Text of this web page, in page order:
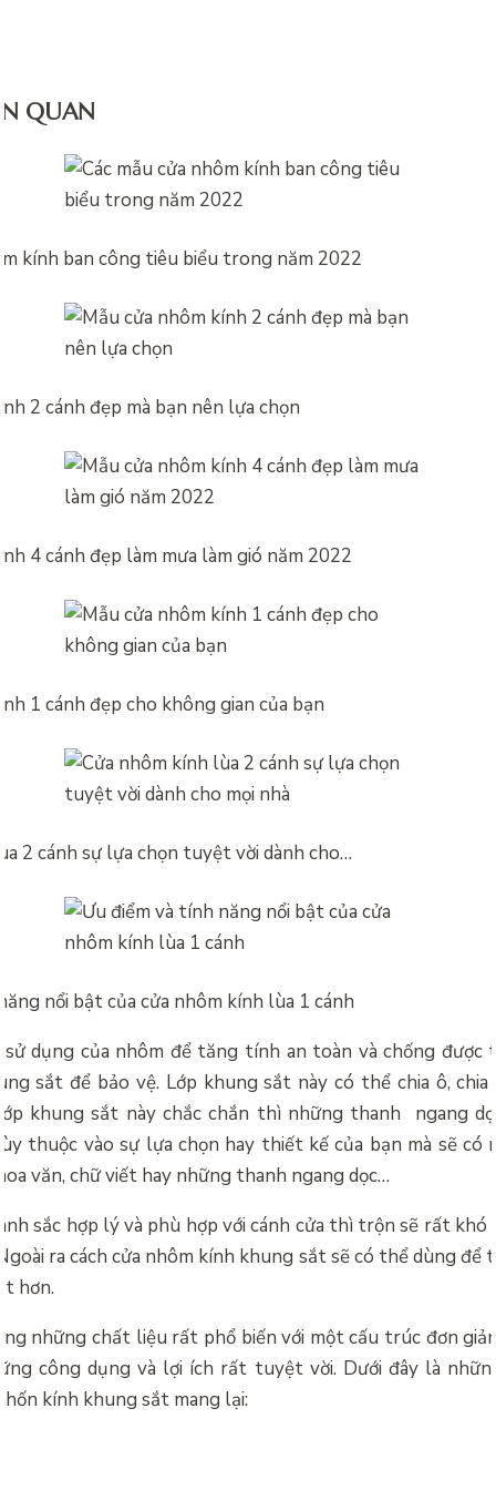
QUAN
kính ban công tiêu biểu trong năm 2022
2 cánh đẹp mà bạn nên lựa chọn
4 cánh đẹp làm mưa làm gió năm 2022
1 cánh đẹp cho không gian của bạn
2 cánh sự lựa chọn tuyệt vời dành cho…
nổi bật của cửa nhôm kính lùa 1 cánh
dụng của nhôm để tăng tính an toàn và chống được
sắt để bảo vệ. Lớp khung sắt này có thể chia ô,
khung sắt này chắc chắn thì những thanh ngang
thuộc vào sự lựa chọn hay thiết kế của bạn mà sẽ có
văn, chữ viết hay những thanh ngang dọc…
sắc hợp lý và phù hợp với cánh cửa thì trộn sẽ rất khó
ra cáchcửa nhôm kính khung sắt sẽ có thể dùng để
hơn.
những chất liệu rất phổ biến với một cấu trúc đơn
công dụng và lợi ích rất tuyệt vời. Dưới đây là
kính khung sắt mang lại: